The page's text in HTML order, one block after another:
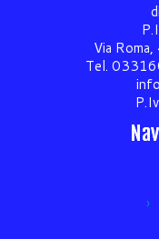
di
Via
Tel.